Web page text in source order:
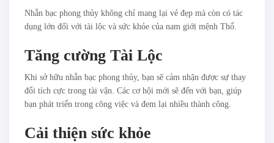
Nhẫn bạc phong thủy không chỉ mang lại vẻ đẹp mà còn có tác
dụng lớn đối với tài lộc và sức khỏe của nam giới mệnh Thổ.
Tăng cường Tài Lộc
Khi sở hữu nhẫn bạc phong thủy, bạn sẽ cảm nhận được sự thay
đổi tích cực trong tài vận. Các cơ hội mới sẽ đến với bạn, giúp
bạn phát triển trong công việc và đem lại nhiều thành công.
Cải thiện sức khỏe